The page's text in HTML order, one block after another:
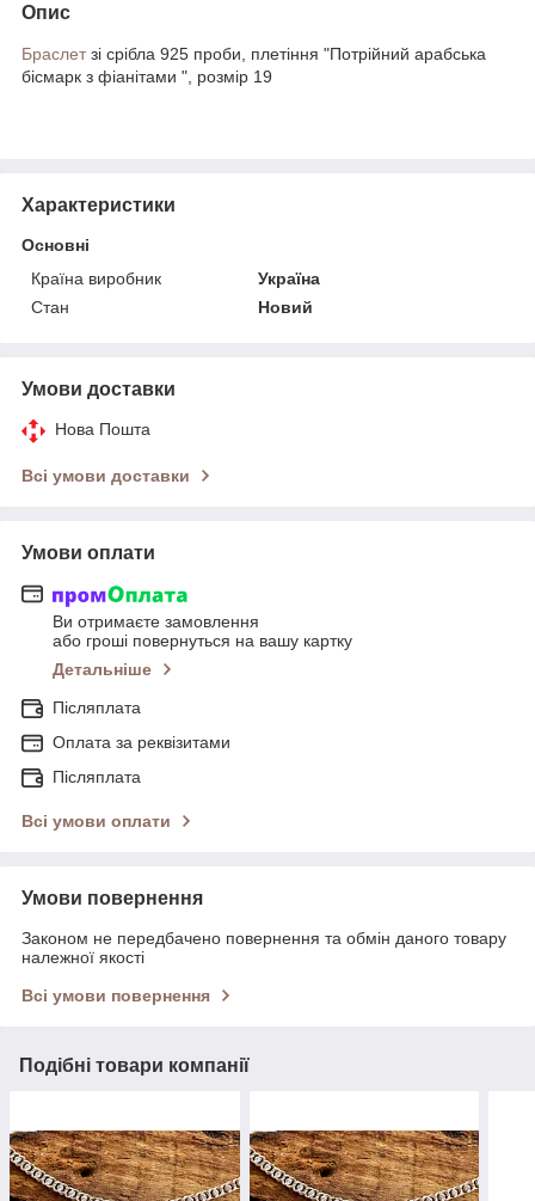
Опис
Браслетзі срібла 925 проби, плетіння "Потрійний арабська
бісмарк з фіанітами ", розмір 19
Характеристики
Основні
Країна виробник
Україна
Стан
Новий
Умови доставки
Нова Пошта
Всі умови доставки
Умови оплати
Ви отримаєте замовлення
або гроші повернуться на вашу картку
Детальніше
Післяплата
Оплата за реквізитами
Післяплата
Всі умови оплати
Умови повернення
Законом не передбачено повернення та обмін даного товару
належної якості
Всі умови повернення
Подібні товари компанії